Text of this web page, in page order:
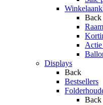
Back
Actie
Displays
Back
Bestsellers
Back